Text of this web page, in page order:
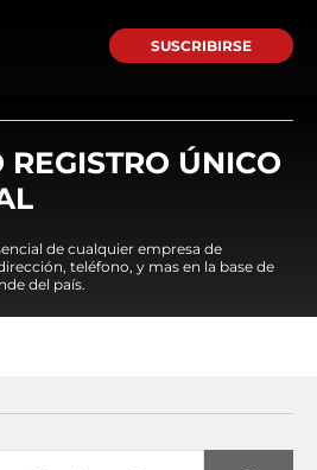
SUSCRIBIRSE
REGISTRO ÚNICO
de cualquier empresa de
teléfono, y mas en la base de
del país.